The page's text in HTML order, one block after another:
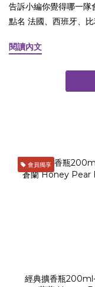
告訴小編你覺得哪一隊
點名 法國、西班牙、
方式 ⚽️1. 追蹤
次) ⠀ 🎁 活動獎品⠀
閱讀內文
會員獨享
經典擴香瓶